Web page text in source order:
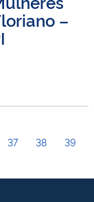
–
37 38 39